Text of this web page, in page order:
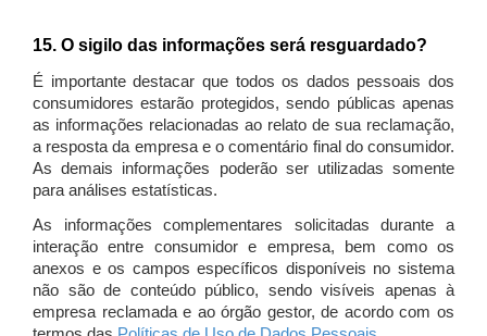
15. O sigilo das informações será resguardado?
É importante destacar que todos os dados pessoais dos
consumidores estarão protegidos, sendo públicas apenas
as informações relacionadas ao relato de sua reclamação,
a resposta da empresa e o comentário final do consumidor.
As demais informações poderão ser utilizadas somente
para análises estatísticas.
As informações complementares solicitadas durante a
interação entre consumidor e empresa, bem como os
anexos e os campos específicos disponíveis no sistema
não são de conteúdo público, sendo visíveis apenas à
empresa reclamada e ao órgão gestor, de acordo com os